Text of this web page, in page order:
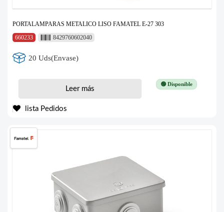
PORTALAMPARAS METALICO LISO FAMATEL E-27 303
660233
8429760602040
20 Uds(Envase)
🟢 Disponible
Leer más
lista Pedidos